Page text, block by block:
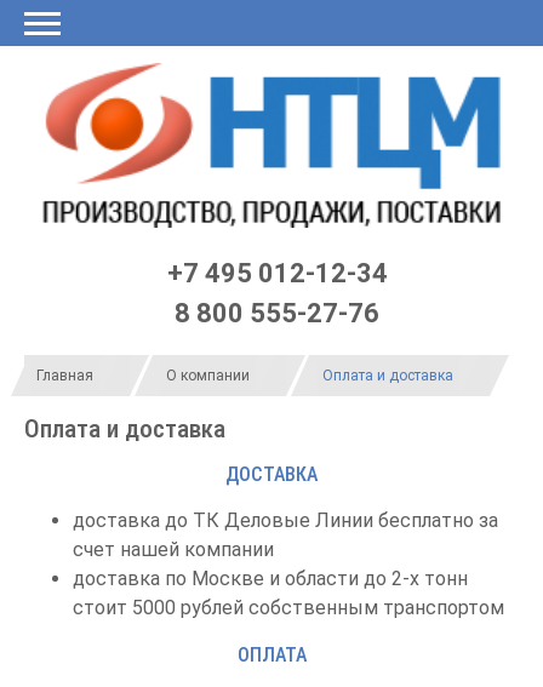
Главная
О
Новости
Оплата и доставка
Продукция
Заявка
лайн
Калькулятор
LME
ЦБ
Статьи
Договор
Контакты
Черный
список
+7 495 012-12-34
8 800 555-27-76
Главная О компании Оплата и доставка
Оплата и доставка
ДОСТАВКА
доставка до ТК Деловые Линии бесплатно за
счет нашей компании
доставка по Москве и области до 2-х тонн
стоит 5000 рублей собственным транспортом
ОПЛАТА